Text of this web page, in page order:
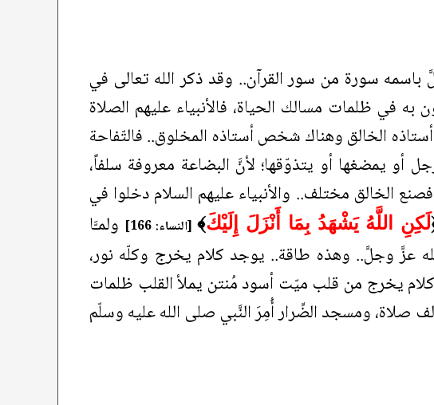
باسمه سورة من سور القرآن.. وقد ذكر الله تعالى في
به في ظلمات مسالك الحياة، فالأنبياء عليهم الصلاة
الخالق وهناك شخص أستاذه المخلوق.. فالتّفاحة
أو يمضغها أو يتذوّقها؛ لأنَّ البضاعة معروفة سلفاً،
الخالق مختلف.. والأنبياء عليهم السلام دخلوا في
لَكِنِ اللَّهُ يَشْهَدُ بِمَا أَنْزَلَ إِلَيْكَ﴾ [النساء: 166]
ولمـَّا
الله عزَّ وجلَّ.. وهذه طاقة.. يوجد كلام يخرج وكلّه نور،
كلام يخرج من قلب ميّت أسود مُنتن يملأ القلب ظلمات
ومسجد الضِّرار أُمِرَ النَّبي صلى الله عليه وسلّم